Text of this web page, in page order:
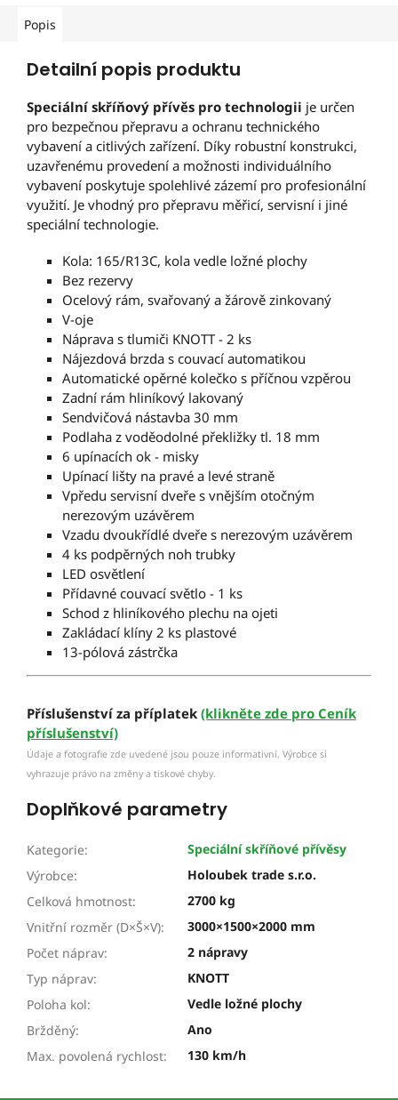
Popis
Detailní popis produktu
Speciální skříňový přívěs pro technologii je určen
pro bezpečnou přepravu a ochranu technického
vybavení a citlivých zařízení. Díky robustní konstrukci,
uzavřenému provedení a možnosti individuálního
vybavení poskytuje spolehlivé zázemí pro profesionální
využití. Je vhodný pro přepravu měřicí, servisní i jiné
speciální technologie.
Kola: 165/R13C, kola vedle ložné plochy
Bez rezervy
Ocelový rám, svařovaný a žárově zinkovaný
V-oje
Náprava s tlumiči KNOTT - 2 ks
Nájezdová brzda s couvací automatikou
Automatické opěrné kolečko s příčnou vzpěrou
Zadní rám hliníkový lakovaný
Sendvičová nástavba 30 mm
Podlaha z voděodolné překližky tl. 18 mm
6 upínacích ok - misky
Upínací lišty na pravé a levé straně
Vpředu servisní dveře s vnějším otočným
nerezovým uzávěrem
Vzadu dvoukřídlé dveře s nerezovým uzávěrem
4 ks podpěrných noh trubky
LED osvětlení
Přídavné couvací světlo - 1 ks
Schod z hliníkového plechu na ojeti
Zakládací klíny 2 ks plastové
13-pólová zástrčka
Příslušenství za příplatek (klikněte zde pro Ceník
příslušenství)
Údaje a fotografie zde uvedené jsou pouze informativní. Výrobce si
vyhrazuje právo na změny a tiskové chyby.
Doplňkové parametry
Kategorie:
Speciální skříňové přívěsy
Výrobce:
Holoubek trade s.r.o.
Celková hmotnost:
2700 kg
Vnitřní rozměr (D×Š×V):
3000×1500×2000 mm
Počet náprav:
2 nápravy
Typ náprav:
KNOTT
Poloha kol:
Vedle ložné plochy
Bržděný:
Ano
Max. povolená rychlost: 130 km/h